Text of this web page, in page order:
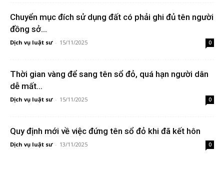
Chuyển mục đích sử dụng đất có phải ghi đủ tên người
đồng sở...
Dịch vụ luật sư - 15/11/2025 0
Thời gian vàng để sang tên sổ đỏ, quá hạn người dân
dễ mất...
Dịch vụ luật sư - 15/11/2025 0
Quy định mới về việc đứng tên sổ đỏ khi đã kết hôn
Dịch vụ luật sư - 13/11/2025 0